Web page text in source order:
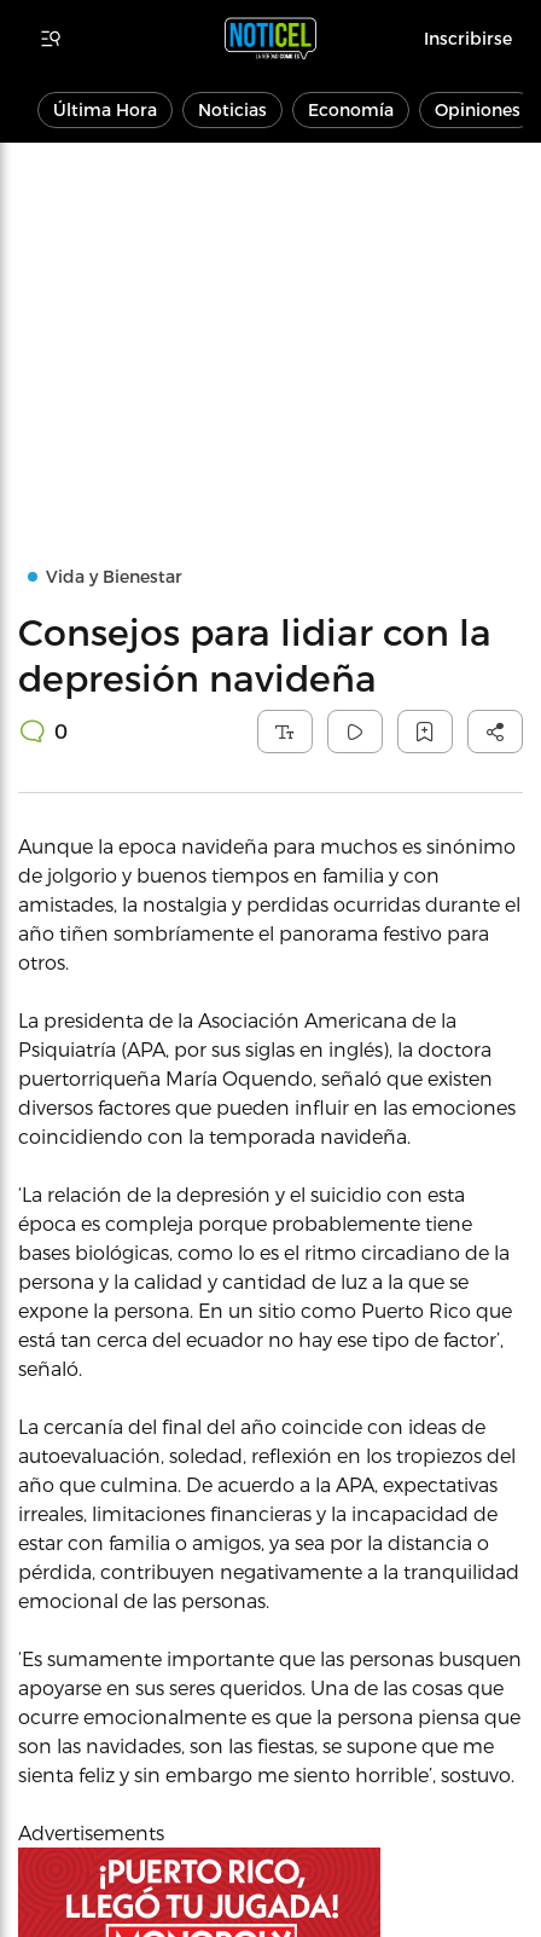
Inscribirse
Última Hora Noticias Economía Opiniones
Vida y Bienestar
Consejos para lidiar con la
depresión navideña
0
Aunque la epoca navideña para muchos es sinónimo
de jolgorio y buenos tiempos en familia y con
amistades, la nostalgia y perdidas ocurridas durante el
año tiñen sombríamente el panorama festivo para
otros.
La presidenta de la Asociación Americana de la
Psiquiatría (APA, por sus siglas en inglés), la doctora
puertorriqueña María Oquendo, señaló que existen
diversos factores que pueden influir en las emociones
coincidiendo con la temporada navideña.
‘La relación de la depresión y el suicidio con esta
época es compleja porque probablemente tiene
bases biológicas, como lo es el ritmo circadiano de la
persona y la calidad y cantidad de luz a la que se
expone la persona. En un sitio como Puerto Rico que
está tan cerca del ecuador no hay ese tipo de factor’,
señaló.
La cercanía del final del año coincide con ideas de
autoevaluación, soledad, reflexión en los tropiezos del
año que culmina. De acuerdo a la APA, expectativas
irreales, limitaciones financieras y la incapacidad de
estar con familia o amigos, ya sea por la distancia o
pérdida, contribuyen negativamente a la tranquilidad
emocional de las personas.
‘Es sumamente importante que las personas busquen
apoyarse en sus seres queridos. Una de las cosas que
ocurre emocionalmente es que la persona piensa que
son las navidades, son las fiestas, se supone que me
sienta feliz y sin embargo me siento horrible’, sostuvo.
Advertisements